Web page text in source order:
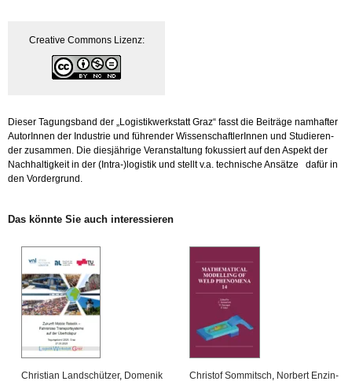
Crea­ti­ve Com­mons Li­zenz:
Die­ser Ta­gungs­band der „Lo­gis­tik­werk­statt Graz“ fasst die Bei­trä­ge nam­haf­ter
Au­to­rIn­nen der In­dus­trie und füh­ren­der Wis­sen­schaft­le­rIn­nen und Stu­die­ren­
der zu­sam­men. Die dies­jäh­ri­ge Ver­an­stal­tung fo­kus­siert auf den As­pekt der
Nach­hal­tig­keit in der (In­tra-)lo­gis­tik und stellt v.a. tech­ni­sche An­sät­ze dafür in
den Vor­der­grund.
Das könn­te Sie auch in­ter­es­sie­ren
Chris­ti­an Land­schüt­zer, Do­me­nik
Chris­tof Som­mitsch Nor­bert En­zin­